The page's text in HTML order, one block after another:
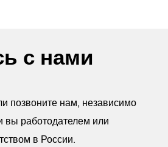
с нами
позвоните нам, независимо
вы работодателем или
в России.